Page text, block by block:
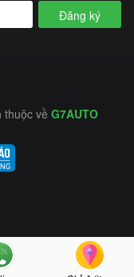
Đăng ký
thuộc về G7AUTO